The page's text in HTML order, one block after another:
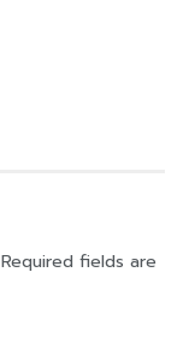
Required fields are